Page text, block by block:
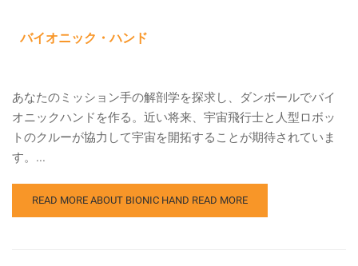
バイオニック・ハンド
あなたのミッション手の解剖学を探求し、ダンボールでバイ
オニックハンドを作る。近い将来、宇宙飛行士と人型ロボッ
トのクルーが協力して宇宙を開拓することが期待されていま
す。...
READ MORE ABOUT BIONIC HAND READ MORE